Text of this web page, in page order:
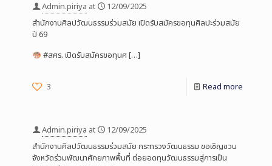
Admin.piriya at
12/09/2025
สำนักงานศิลปวัฒนธรรมร่วมสมัย เปิดรับสมัครขอทุนศิลปะร่วมสมัย
ปี 69
#สศร. เปิดรับสมัครขอทุนศ[…]
3 Read more
Admin.piriya at
12/09/2025
สำนักงานศิลปวัฒนธรรมร่วมสมัย กระทรวงวัฒนธรรม ขอเชิญชวน
จังหวัดร่วมพัฒนาศักยภาพพื้นที่ ต่อยอดทุนวัฒนธรรมสู่การเป็น